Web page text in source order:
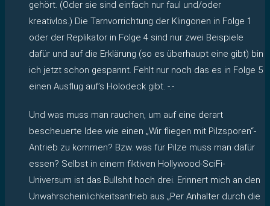
gehört. (Oder sie sind einfach nur faul und/oder
kreativlos.) Die Tarnvorrichtung der Klingonen in Folge 1
oder der Replikator in Folge 4 sind nur zwei Beispiele
dafür und auf die Erklärung (so es überhaupt eine gibt) bin
ich jetzt schon gespannt. Fehlt nur noch das es in Folge 5
einen Ausflug auf’s Holodeck gibt. -.-
Und was muss man rauchen, um auf eine derart
bescheuerte Idee wie einen „Wir fliegen mit Pilzsporen“-
Antrieb zu kommen? Bzw. was für Pilze muss man dafür
essen? Selbst in einem fiktiven Hollywood-SciFi-
Universum ist das Bullshit hoch drei. Erinnert mich an den
Unwahrscheinlichkeitsantrieb aus „Per Anhalter durch die